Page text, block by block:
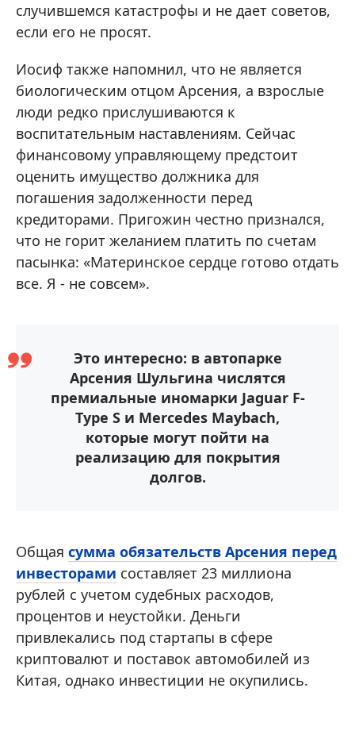
случившемся катастрофы и не дает советов,
если его не просят.
Иосиф также напомнил, что не является
биологическим отцом Арсения, а взрослые
люди редко прислушиваются к
воспитательным наставлениям. Сейчас
финансовому управляющему предстоит
оценить имущество должника для
погашения задолженности перед
кредиторами. Пригожин честно признался,
что не горит желанием платить по счетам
пасынка: «Материнское сердце готово отдать
все. Я - не совсем».
Это интересно: в автопарке
Арсения Шульгина числятся
премиальные иномарки Jaguar F-
Type S и Mercedes Maybach,
которые могут пойти на
реализацию для покрытия
долгов.
Общая сумма обязательств Арсения перед
инвесторами составляет 23 миллиона
рублей с учетом судебных расходов,
процентов и неустойки. Деньги
привлекались под стартапы в сфере
криптовалют и поставок автомобилей из
Китая, однако инвестиции не окупились.